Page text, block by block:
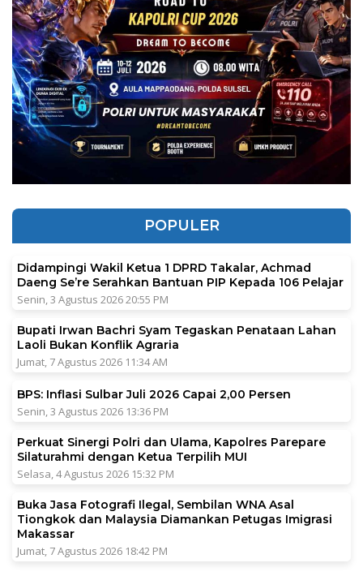
POPULER
Didampingi Wakil Ketua 1 DPRD Takalar, Achmad
Daeng Se’re Serahkan Bantuan PIP Kepada 106 Pelajar
Senin, 3 Agustus 2026 20:55 PM
Bupati Irwan Bachri Syam Tegaskan Penataan Lahan
Laoli Bukan Konflik Agraria
Jumat, 7 Agustus 2026 11:34 AM
BPS: Inflasi Sulbar Juli 2026 Capai 2,00 Persen
Senin, 3 Agustus 2026 13:36 PM
Perkuat Sinergi Polri dan Ulama, Kapolres Parepare
Silaturahmi dengan Ketua Terpilih MUI
Selasa, 4 Agustus 2026 15:32 PM
Buka Jasa Fotografi Ilegal, Sembilan WNA Asal
Tiongkok dan Malaysia Diamankan Petugas Imigrasi
Makassar
Jumat, 7 Agustus 2026 18:42 PM